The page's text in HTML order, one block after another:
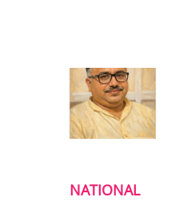
NATIONAL